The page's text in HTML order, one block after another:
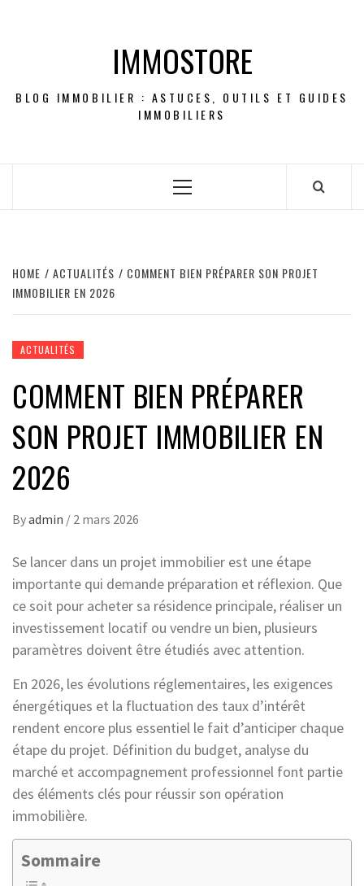
IMMOSTORE
BLOG IMMOBILIER : ASTUCES, OUTILS ET GUIDES
IMMOBILIERS
Primary
HOME ACTUALITÉS
COMMENT BIEN PRÉPARER SON PROJET
IMMOBILIER EN 2026
ACTUALITÉS
COMMENT BIEN PRÉPARER
SON PROJET IMMOBILIER EN
2026
Byadmin / 2 mars 2026
Se lancer dans un projet immobilier est une étape
importante qui demande préparation et réflexion. Que
ce soit pour acheter sa résidence principale, réaliser un
investissement locatif ou vendre un bien, plusieurs
paramètres doivent être étudiés avec attention.
En 2026, les évolutions réglementaires, les exigences
énergétiques et la fluctuation des taux d’intérêt
rendent encore plus essentiel le fait d’anticiper chaque
étape du projet. Définition du budget, analyse du
marché et accompagnement professionnel font partie
des éléments clés pour réussir son opération
immobilière.
Sommaire